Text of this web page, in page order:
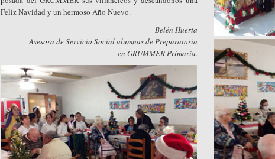
Feliz Navidad y un hermoso Año Nuevo.
Belén Huerta
Asesora de Servicio Social alumnas de Preparatoria
en GRUMMER Primaria.